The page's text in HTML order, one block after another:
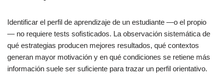
Identificar el perfil de aprendizaje de un estudiante —o el propio
— no requiere tests sofisticados. La observación sistemática de
qué estrategias producen mejores resultados, qué contextos
generan mayor motivación y en qué condiciones se retiene más
información suele ser suficiente para trazar un perfil orientativo.